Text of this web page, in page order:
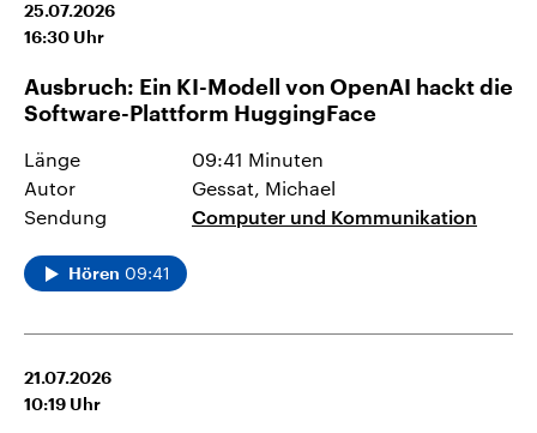
25.07.2026
16:30 Uhr
Ausbruch: Ein KI-Modell von OpenAI hackt die
Software-Plattform HuggingFace
Länge
09:41 Minuten
Autor
Gessat, Michael
Sendung
Computer und Kommunikation
Hören 09:41
21.07.2026
10:19 Uhr